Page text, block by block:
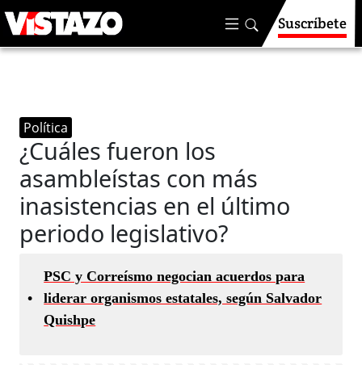
Suscríbete
Política
¿Cuáles fueron los
asambleístas con más
inasistencias en el último
periodo legislativo?
•
PSC y Correísmo negocian acuerdos para
liderar organismos estatales, según Salvador
Quishpe